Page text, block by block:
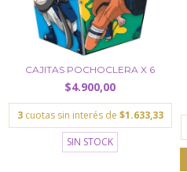
CAJITAS POCHOCLERA X 6
$4.900,00
3 cuotas sin interés de $1.633,33
SIN STOCK